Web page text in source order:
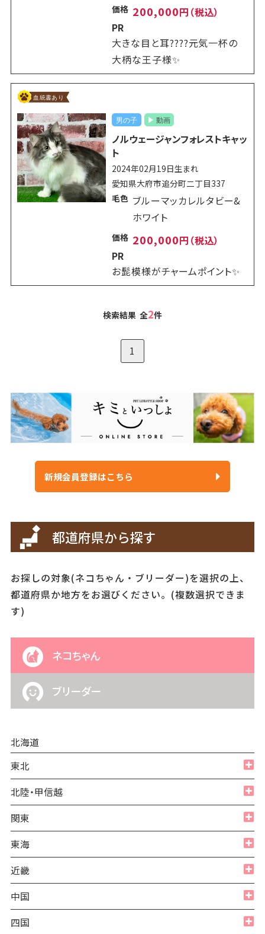
価格 200,000円（税込）
PR
大きな目と耳????元気一杯の
大柄な王子様✨
ノルウェージャンフォレストキャッ
ト
2024年02月19日生まれ
愛知県大府市追分町二丁目337
毛色 ブルーマッカレルタビー&
ホワイト
価格 200,000円（税込）
PR
お髭模様がチャームポイント✨
検索結果 全2件
1
新規会員登録はこちら
都道府県から探す
お探しの対象(ネコちゃん・ブリーダー)を選択の上、
都道府県か地方をお選びください。(複数選択できま
す)
ネコちゃん
ブリーダー
北海道
東北
全て
青森県
秋田県
岩手県
宮城県
山形県
福島県
北陸・甲信越
全て
福井県
石川県
富山県
新潟県
長野県
関東
全て
東京都
神奈川県
埼玉県
千葉県
東海
全て
愛知県
岐阜県
三重県
近畿
全て
大阪府
中国
全て
四国